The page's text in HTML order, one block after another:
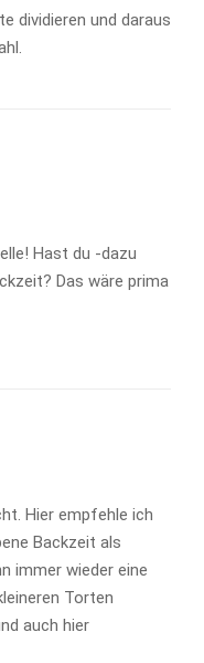
dividieren und daraus
Hast du -dazu
Das wäre prima
Hier empfehle ich
Backzeit als
immer wieder eine
Torten
auch hier